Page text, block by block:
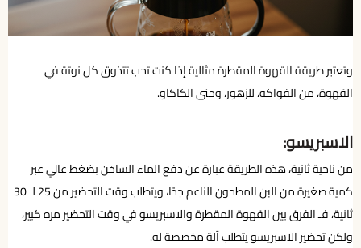
وتعتبر طريقة القهوة المقطرة مثالية إذا كنت تحب تتذوق كل نوتة في
القهوة، من الفواكه، للزهور، وحتى الكاكاو.
الاسبريسو:
من ناحية ثانية، هذه الطريقة عبارة عن دفع الماء الساخن بضغط عالي عبر
كمية صغيرة من البن المطحون الناعم جدًا، ويتطلب وقت التحضير من 25 لـ 30
ثانية، فـ الفرق بين القهوة المقطرة والاسبريسو في وقت التحضير مره كبير،
ولكن تحضير الاسبريسو يتطلب آلة مخصصة له.